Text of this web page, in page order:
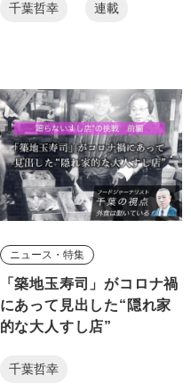
千葉哲幸 連載
ニュース・特集
「築地玉寿司」がコロナ禍
にあって見出した“隠れ家
的な大人すし店”
千葉哲幸